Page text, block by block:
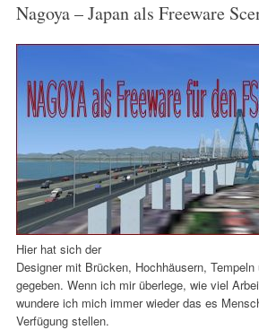
Nagoya – Japan als Freeware
Hier hat sich der
Designer mit Brücken, Hochhäusern,
gegeben. Wenn ich mir überlege, wie viel
wundere ich mich immer wieder das es
Verfügung stellen.